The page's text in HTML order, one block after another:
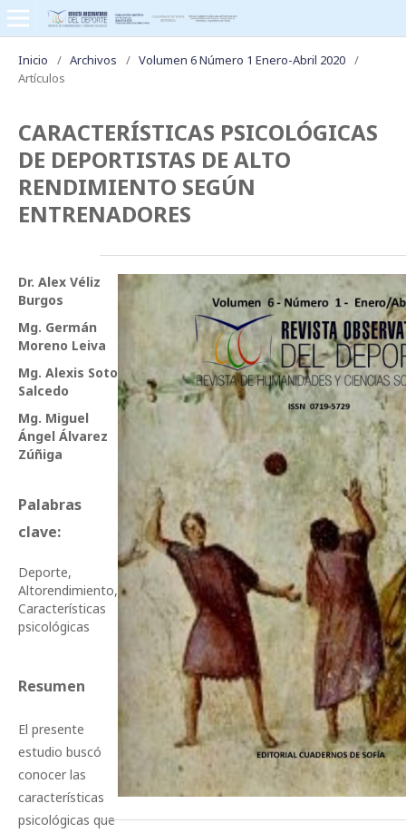
Inicio / Archivos / Volumen 6 Número 1 Enero-Abril 2020 /
Artículos
CARACTERÍSTICAS PSICOLÓGICAS
DE DEPORTISTAS DE ALTO
RENDIMIENTO SEGÚN
ENTRENADORES
Dr. Alex Véliz
Burgos
Mg. Germán
Moreno Leiva
Mg. Alexis Soto
Salcedo
Mg. Miguel
Ángel Álvarez
Zúñiga
Palabras
clave:
Deporte,
Altorendimiento,
Características
psicológicas
Resumen
El presente
estudio buscó
conocer las
características
psicológicas que